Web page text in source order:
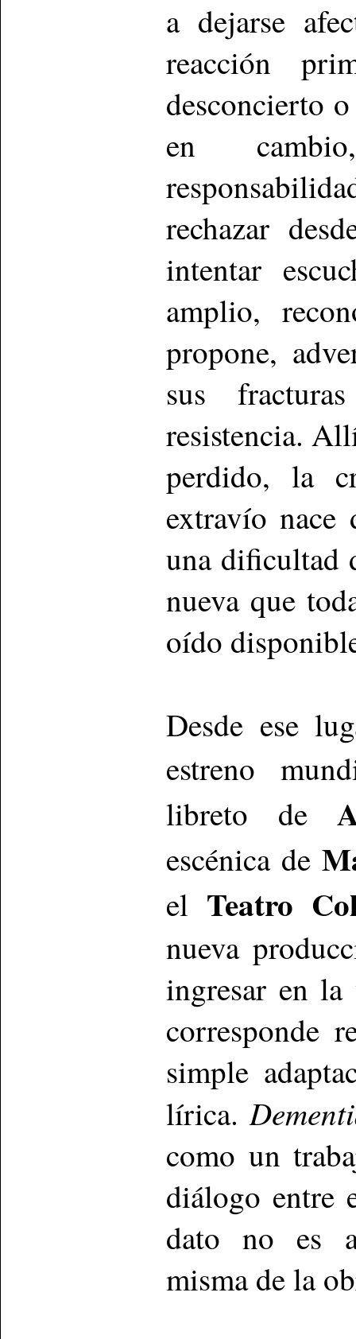
a dejarse
reacción
desconcierto
en
rechazar
intentar
amplio,
propone,
sus
resistencia.
perdido, la
extravío
una dificultad
nueva que
oído
Desde ese
estreno
libreto de
escénica de
el Teatro
nueva
ingresar en la
corresponde
simple
lírica.
como un
diálogo entre
dato no es
misma de la